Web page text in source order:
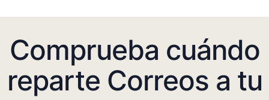
Comprueba cuándo
reparte Correos a tu